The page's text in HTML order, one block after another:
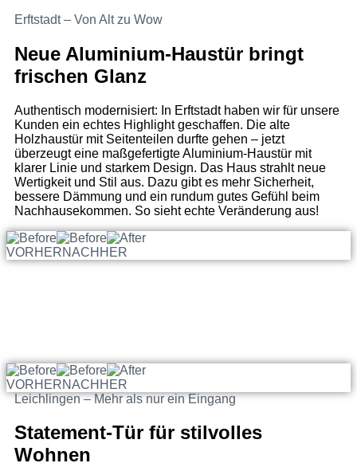
Erftstadt – Von Alt zu Wow
Neue Aluminium-Haustür bringt
frischen Glanz
Authentisch modernisiert: In Erftstadt haben wir für unsere
Kunden ein echtes Highlight geschaffen. Die alte
Holzhaustür mit Seitenteilen durfte gehen – jetzt
überzeugt eine maßgefertigte Aluminium-Haustür mit
klarer Linie und starkem Design. Das Haus strahlt neue
Wertigkeit und Stil aus. Dazu gibt es mehr Sicherheit,
bessere Dämmung und ein rundum gutes Gefühl beim
Nachhausekommen. So sieht echte Veränderung aus!
VORHERNACHHER
VORHERNACHHER
Leichlingen – Mehr als nur ein Eingang
Statement-Tür für stilvolles
Wohnen